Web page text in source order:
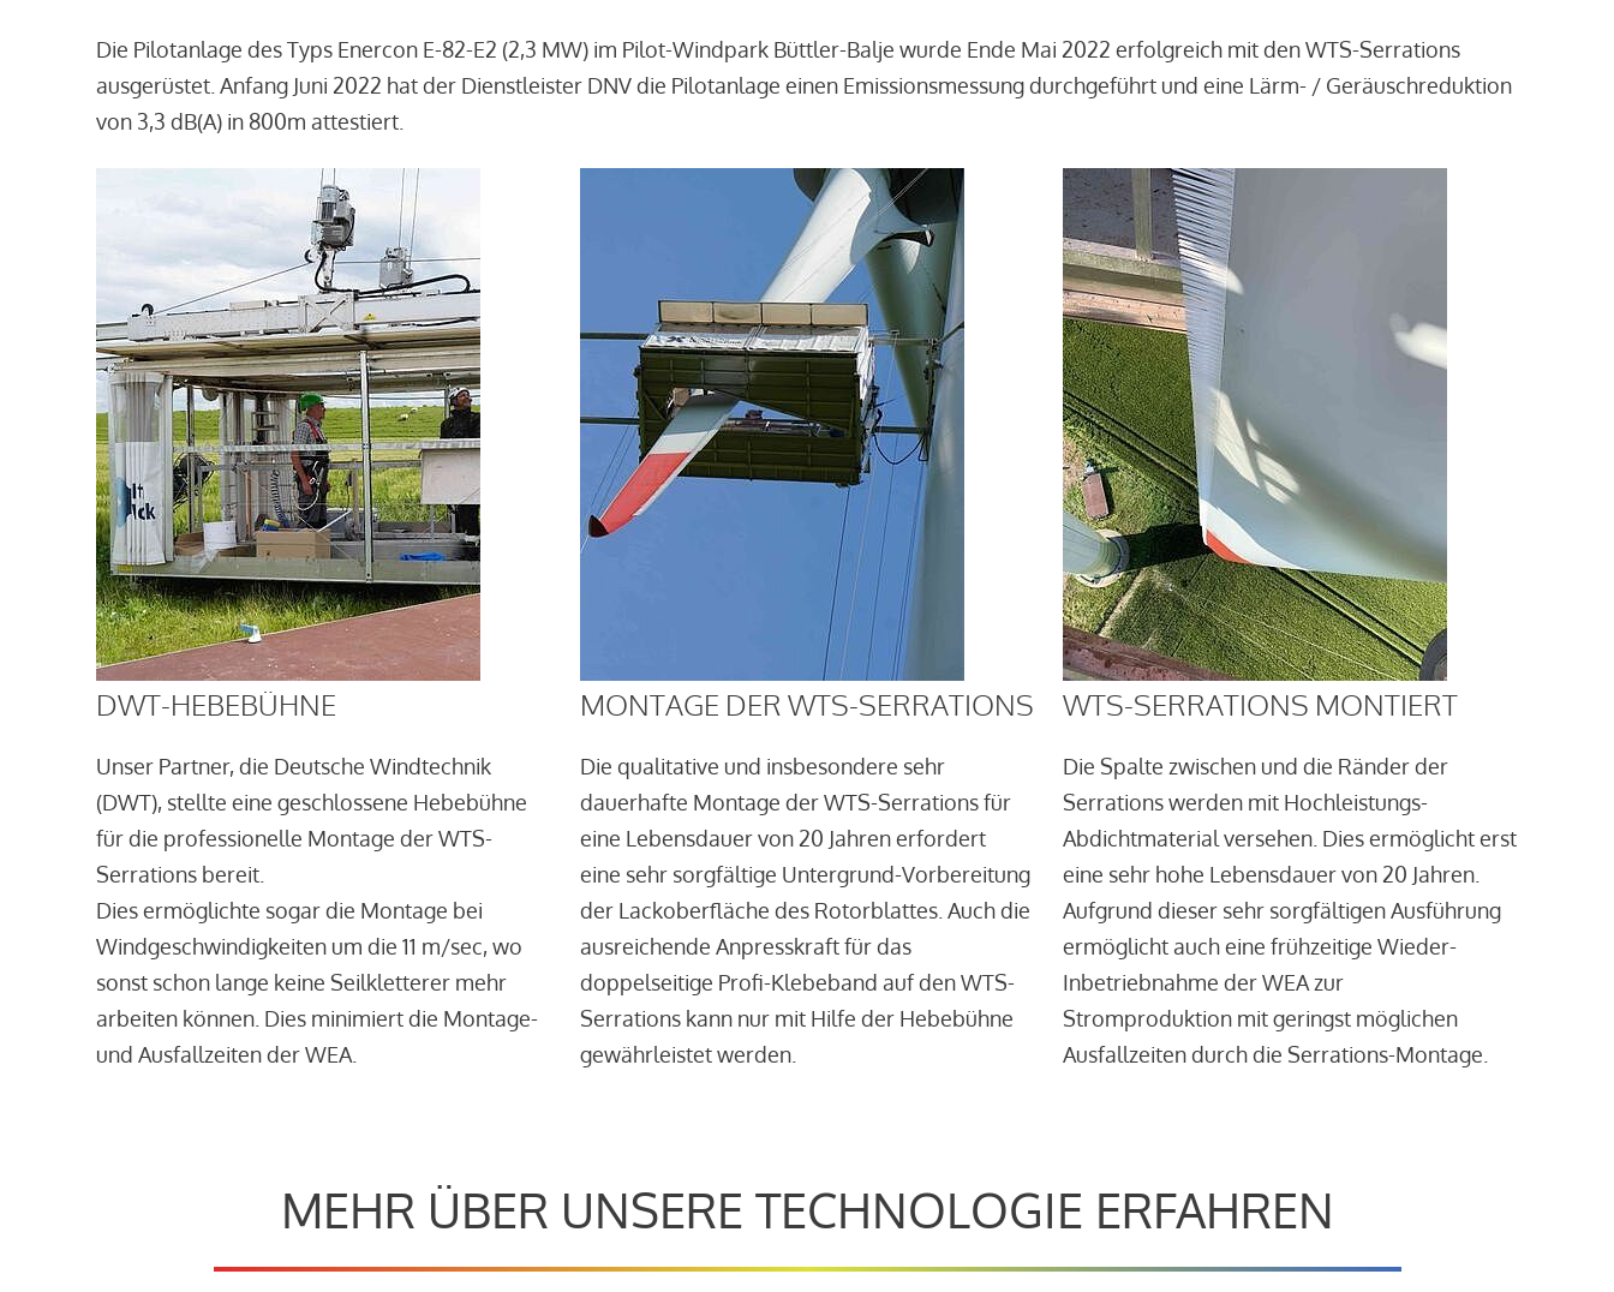
Die Pilotanlage des Typs Enercon E-82-E2 (2,3 MW) im Pilot-Windpark Büttler-Balje wurde Ende Mai 2022 erfolgreich mit den WTS-Serrations
ausgerüstet. Anfang Juni 2022 hat der Dienstleister DNV die Pilotanlage einen Emissionsmessung durchgeführt und eine Lärm- / Geräuschreduktion
von 3,3 dB(A) in 800m attestiert.
DWT-HEBEBÜHNE
Unser Partner, die Deutsche Windtechnik
(DWT), stellte eine geschlossene Hebebühne
für die professionelle Montage der WTS-
Serrations bereit.
Dies ermöglichte sogar die Montage bei
Windgeschwindigkeiten um die 11 m/sec, wo
sonst schon lange keine Seilkletterer mehr
arbeiten können. Dies minimiert die Montage-
und Ausfallzeiten der WEA.
MONTAGE DER WTS-SERRATIONS
Die qualitative und insbesondere sehr
dauerhafte Montage der WTS-Serrations für
eine Lebensdauer von 20 Jahren erfordert
eine sehr sorgfältige Untergrund-Vorbereitung
der Lackoberfläche des Rotorblattes. Auch die
ausreichende Anpresskraft für das
doppelseitige Profi-Klebeband auf den WTS-
Serrations kann nur mit Hilfe der Hebebühne
gewährleistet werden.
WTS-SERRATIONS MONTIERT
Die Spalte zwischen und die Ränder der
Serrations werden mit Hochleistungs-
Abdichtmaterial versehen. Dies ermöglicht erst
eine sehr hohe Lebensdauer von 20 Jahren.
Aufgrund dieser sehr sorgfältigen Ausführung
ermöglicht auch eine frühzeitige Wieder-
Inbetriebnahme der WEA zur
Stromproduktion mit geringst möglichen
Ausfallzeiten durch die Serrations-Montage.
MEHR ÜBER UNSERE TECHNOLOGIE ERFAHREN